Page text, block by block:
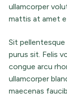
ullamcorper
mattis at amet
Sit
purus sit. Felis
congue arcu
ullamcorper
maecenas